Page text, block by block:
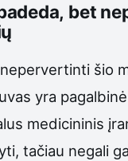
bet
šio
yra
medicininis
tačiau negali